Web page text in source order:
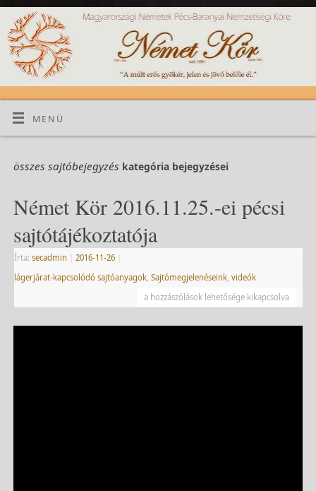
MENÜ
összes sajtóbejegyzés kategória bejegyzései
Német Kör 2016.11.25.-ei pécsi
sajtótájékoztatója
Írta: secadmin 2016-11-26
lágerjárat-kapcsolódó sajtóanyagok, Sajtómegjelenéseink, videók
a hozzászólások lehetősége kikapcsolva